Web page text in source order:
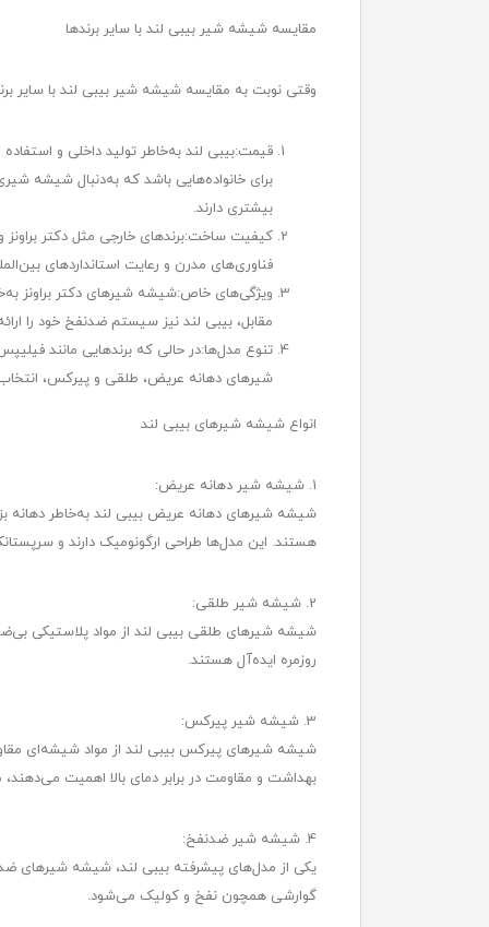
مقایسه شیشه شیر بیبی لند با سایر برندها
وقتی نوبت به مقایسه شیشه شیر بیبی لند با سایر
قیمت:بیبی لند به‌خاطر تولید داخلی و
برای خانواده‌هایی باشد که به‌دنبال شیشه
بیشتری دارند.
کیفیت ساخت:برندهای خارجی مثل دکتر براونز
فناوری‌های مدرن و رعایت استانداردهای
ویژگی‌های خاص:شیشه شیرهای دکتر براونز
مقابل، بیبی لند نیز سیستم ضدنفخ خود را
تنوع مدل‌ها:در حالی که برندهایی مانند
شیرهای دهانه عریض، طلقی و پیرکس،
انواع شیشه شیرهای بیبی لند
1. شیشه شیر دهانه عریض:
شیشه شیرهای دهانه عریض بیبی لند به‌خاطر دهانه
هستند. این مدل‌ها طراحی ارگونومیک دارند و
2. شیشه شیر طلقی:
روزمره ایده‌آل هستند.
3. شیشه شیر پیرکس:
شیشه شیرهای پیرکس بیبی لند از مواد شیشه‌ای
بهداشت و مقاومت در برابر دمای بالا اهمیت
4. شیشه شیر ضدنفخ:
یکی از مدل‌های پیشرفته بیبی لند، شیشه شیرهای
گوارشی همچون نفخ و کولیک می‌شود.